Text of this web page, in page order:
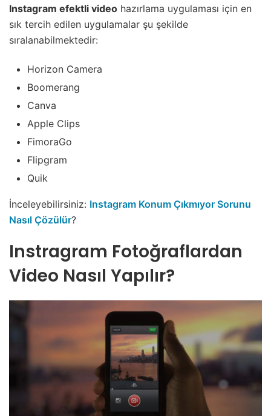
Instagram efektli video hazırlama uygulaması için en
sık tercih edilen uygulamalar şu şekilde
sıralanabilmektedir:
Horizon Camera
Boomerang
Canva
Apple Clips
FimoraGo
Flipgram
Quik
İnceleyebilirsiniz: Instagram Konum Çıkmıyor Sorunu
Nasıl Çözülür?
Instragram Fotoğraflardan
Video Nasıl Yapılır?